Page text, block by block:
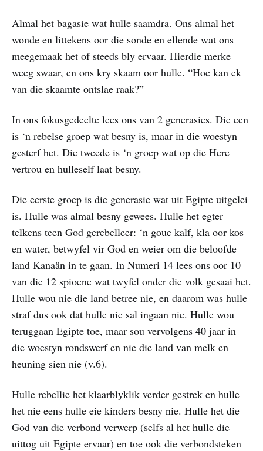
Almal het bagasie wat hulle saamdra. Ons almal het
wonde en littekens oor die sonde en ellende wat ons
meegemaak het of steeds bly ervaar. Hierdie merke
weeg swaar, en ons kry skaam oor hulle. “Hoe kan ek
van die skaamte ontslae raak?”
In ons fokusgedeelte lees ons van 2 generasies. Die een
is ‘n rebelse groep wat besny is, maar in die woestyn
gesterf het. Die tweede is ‘n groep wat op die Here
vertrou en hulleself laat besny.
Die eerste groep is die generasie wat uit Egipte uitgelei
is. Hulle was almal besny gewees. Hulle het egter
telkens teen God gerebelleer: ‘n goue kalf, kla oor kos
en water, betwyfel vir God en weier om die beloofde
land Kanaän in te gaan. In Numeri 14 lees ons oor 10
van die 12 spioene wat twyfel onder die volk gesaai het.
Hulle wou nie die land betree nie, en daarom was hulle
straf dus ook dat hulle nie sal ingaan nie. Hulle wou
teruggaan Egipte toe, maar sou vervolgens 40 jaar in
die woestyn rondswerf en nie die land van melk en
heuning sien nie (v.6).
Hulle rebellie het klaarblyklik verder gestrek en hulle
het nie eens hulle eie kinders besny nie. Hulle het die
God van die verbond verwerp (selfs al het hulle die
uittog uit Egipte ervaar) en toe ook die verbondsteken